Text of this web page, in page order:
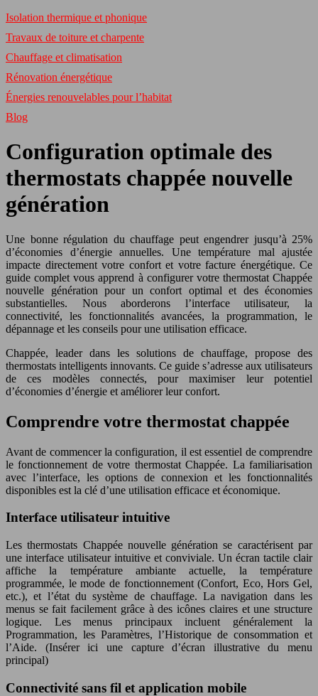
Isolation thermique et phonique
Travaux de toiture et charpente
Chauffage et climatisation
Rénovation énergétique
Énergies renouvelables pour l’habitat
Blog
Configuration optimale des
thermostats chappée nouvelle
génération
Une bonne régulation du chauffage peut engendrer jusqu’à 25%
d’économies d’énergie annuelles. Une température mal ajustée
impacte directement votre confort et votre facture énergétique. Ce
guide complet vous apprend à configurer votre thermostat Chappée
nouvelle génération pour un confort optimal et des économies
substantielles. Nous aborderons l’interface utilisateur, la
connectivité, les fonctionnalités avancées, la programmation, le
dépannage et les conseils pour une utilisation efficace.
Chappée, leader dans les solutions de chauffage, propose des
thermostats intelligents innovants. Ce guide s’adresse aux utilisateurs
de ces modèles connectés, pour maximiser leur potentiel
d’économies d’énergie et améliorer leur confort.
Comprendre votre thermostat chappée
Avant de commencer la configuration, il est essentiel de comprendre
le fonctionnement de votre thermostat Chappée. La familiarisation
avec l’interface, les options de connexion et les fonctionnalités
disponibles est la clé d’une utilisation efficace et économique.
Interface utilisateur intuitive
Les thermostats Chappée nouvelle génération se caractérisent par
une interface utilisateur intuitive et conviviale. Un écran tactile clair
affiche la température ambiante actuelle, la température
programmée, le mode de fonctionnement (Confort, Eco, Hors Gel,
etc.), et l’état du système de chauffage. La navigation dans les
menus se fait facilement grâce à des icônes claires et une structure
logique. Les menus principaux incluent généralement la
Programmation, les Paramètres, l’Historique de consommation et
l’Aide. (Insérer ici une capture d’écran illustrative du menu
principal)
Connectivité sans fil et application mobile